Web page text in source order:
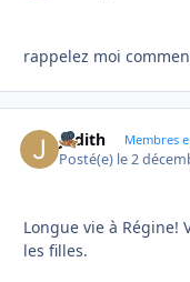
rappelez moi
Judith Membres
Posté(e) le 2
Longue vie à Régine!
les filles.